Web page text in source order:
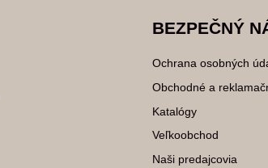
BEZPEČNÝ
Ochrana osobných
Obchodné a
Katalógy
Veľkoobchod
Naši predajcovia